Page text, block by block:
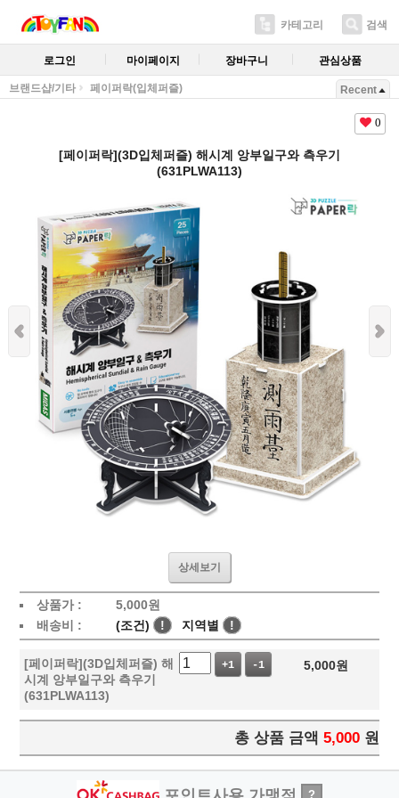
카테고리 검색
로그인 마이페이지 장바구니 관심상품
브랜드샵/기타 페이퍼락(입체퍼즐) Recent
0
[페이퍼락](3D입체퍼즐) 해시계 앙부일구와 측우기
(631PLWA113)
상세보기
상품가 : 5,000원
배송비 :
(조건) ! 지역별 !
[페이퍼락](3D입체퍼즐) 해
시계 앙부일구와 측우기
(631PLWA113)
+1 -1 5,000원
총 상품 금액 5,000 원
?